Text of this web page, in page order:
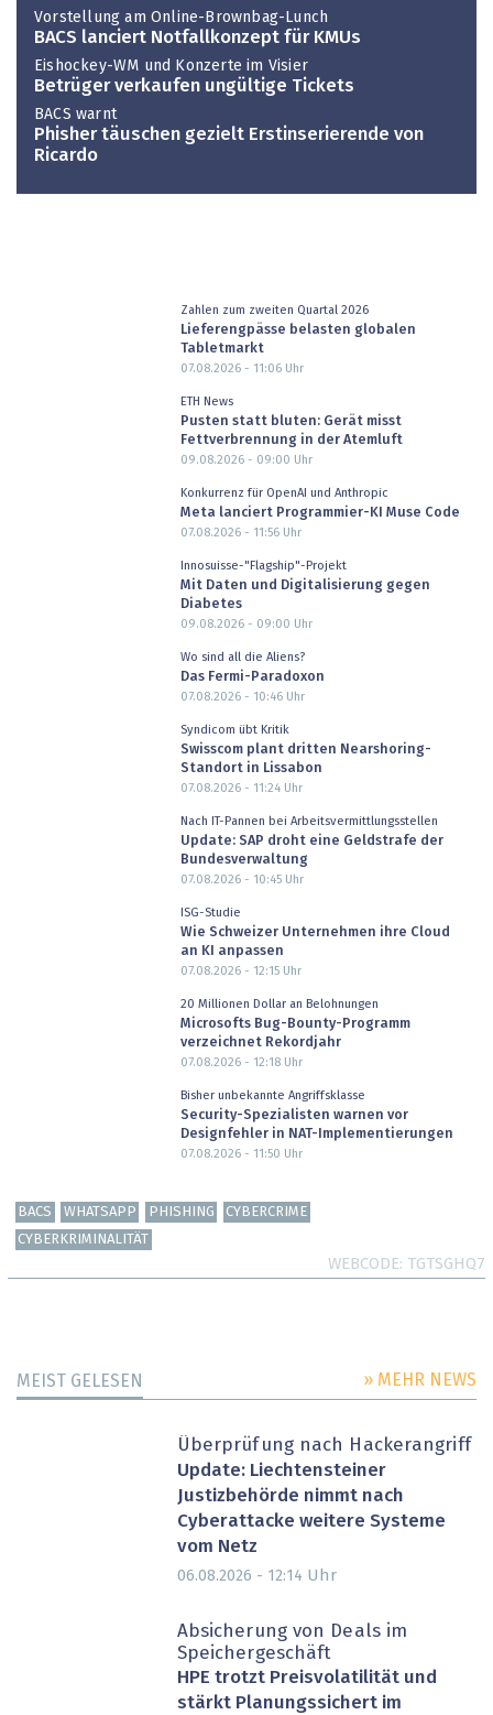
Vorstellung am Online-Brownbag-Lunch
BACS lanciert Notfallkonzept für KMUs
Eishockey-WM und Konzerte im Visier
Betrüger verkaufen ungültige Tickets
BACS warnt
Phisher täuschen gezielt Erstinserierende von
Ricardo
Zahlen zum zweiten Quartal 2026
Lieferengpässe belasten globalen
Tabletmarkt
07.08.2026 - 11:06Uhr
ETH News
Pusten statt bluten: Gerät misst
Fettverbrennung in der Atemluft
09.08.2026 - 09:00 Uhr
Konkurrenz für OpenAI und Anthropic
Meta lanciert Programmier-KI Muse Code
07.08.2026 - 11:56Uhr
Innosuisse-"Flagship"-Projekt
Mit Daten und Digitalisierung gegen
Diabetes
09.08.2026 - 09:00 Uhr
Wo sind all die Aliens?
Das Fermi-Paradoxon
07.08.2026 - 10:46Uhr
Syndicom übt Kritik
Swisscom plant dritten Nearshoring-
Standort in Lissabon
07.08.2026 - 11:24Uhr
Nach IT-Pannen bei Arbeitsvermittlungsstellen
Update: SAP droht eine Geldstrafe der
Bundesverwaltung
07.08.2026 - 10:45Uhr
ISG-Studie
Wie Schweizer Unternehmen ihre Cloud
an KI anpassen
07.08.2026 - 12:15Uhr
20 Millionen Dollar an Belohnungen
Microsofts Bug-Bounty-Programm
verzeichnet Rekordjahr
07.08.2026 - 12:18Uhr
Bisher unbekannte Angriffsklasse
Security-Spezialisten warnen vor
Designfehler in NAT-Implementierungen
07.08.2026 - 11:50 Uhr
BACS WHATSAPP PHISHING
CYBERCRIME
CYBERKRIMINALITÄT
WEBCODE TGTSGHQ7
MEIST GELESEN » MEHR NEWS
Überprüfung nach Hackerangriff
Update: Liechtensteiner
Justizbehörde nimmt nach
Cyberattacke weitere Systeme
vom Netz
06.08.2026 - 12:14 Uhr
Absicherung von Deals im
Speichergeschäft
HPE trotzt Preisvolatilität und
stärkt Planungssichert im